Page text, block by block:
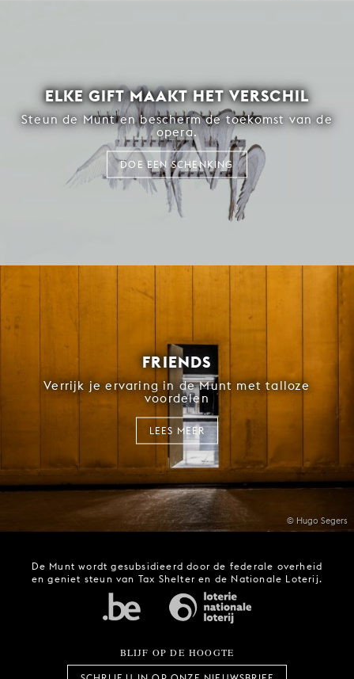
ELKE GIFT MAAKT HET VERSCHIL
Steun de Munt en bescherm de toekomst van de
opera.
DOE EEN SCHENKING
© Hugo Segers
FRIENDS
Verrijk je ervaring in de Munt met talloze
voordelen
LEES MEER
De Munt wordt gesubsidieerd door de federale overheid
en geniet steun van Tax Shelter en de Nationale Loterij.
BLIJF OP DE HOOGTE